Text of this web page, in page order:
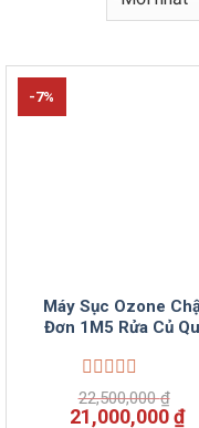
-7%
Máy Sục Ozone
Đơn 1M5 Rửa Củ
Được
xếp
22,500,000₫
Giá
21,000,000₫